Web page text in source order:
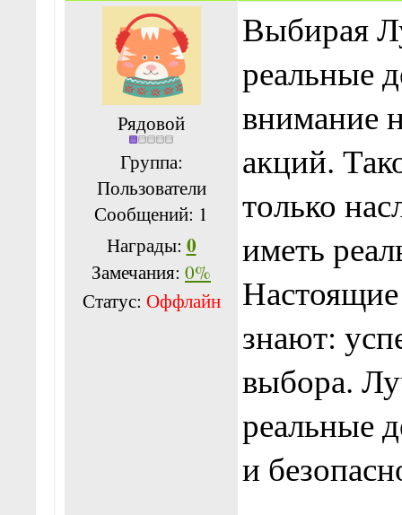
Рядовой
Группа:
Пользователи
Сообщений: 1
Награды: 0
Замечания: 0%
Статус: Оффлайн
Выбирая
реальные
внимание
акций.
только
иметь
знают:
выбора.
реальные
и